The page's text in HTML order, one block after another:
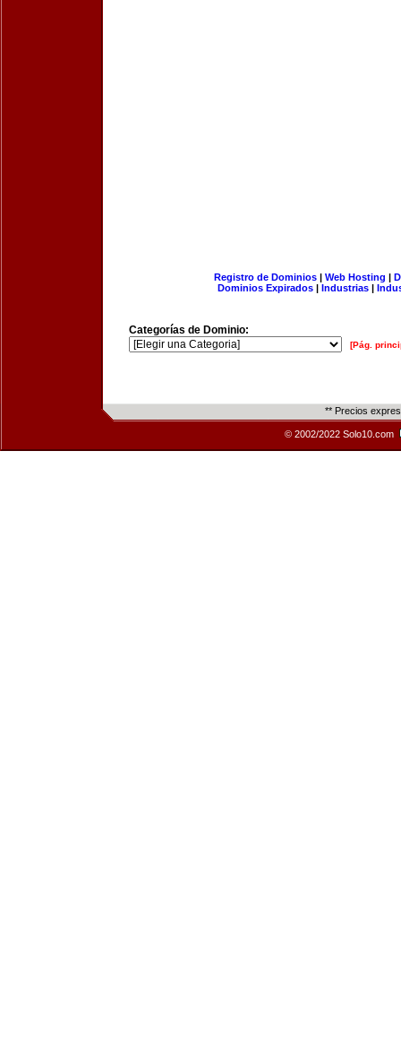
Registro de Dominios| Web Hosting |
Dominios Expirados | Industrias |
Categorías de Dominio:
[Pág.
** Precios
© 2002/2022 Solo10.com